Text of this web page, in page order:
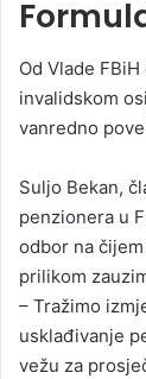
Od Vlade
invalidskom
vanredno
Suljo Bekan,
penzionera u
odbor na
prilikom
– Tražimo
usklađivanje
vežu za